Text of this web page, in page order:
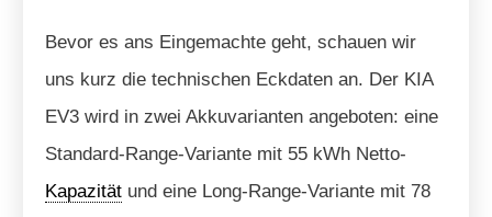
Bevor es ans Eingemachte geht, schauen wir
uns kurz die technischen Eckdaten an. Der KIA
EV3 wird in zwei Akkuvarianten angeboten: eine
Standard-Range-Variante mit 55 kWh Netto-
Kapazität und eine Long-Range-Variante mit 78